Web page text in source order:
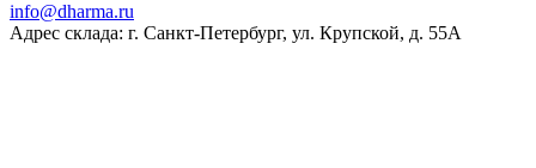
ur.amrahd@ofni
Адрес склада: г. Санкт-Петербург, ул. Крупской, д. 55А